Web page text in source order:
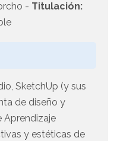
- Titulación:
SketchUp (y sus
de diseño y
Aprendizaje
y estéticas de